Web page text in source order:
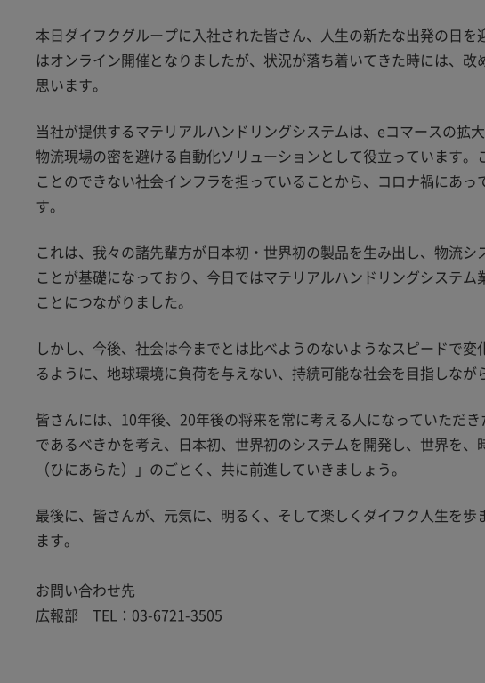
本日ダイフクグループに入社された皆さん、人生の新たな出発の日
はオンライン開催となりましたが、状況が落ち着いてきた時には、
思います。
当社が提供するマテリアルハンドリングシステムは、eコマースの拡
物流現場の密を避ける自動化ソリューションとして役立っています
ことのできない社会インフラを担っていることから、コロナ禍にあ
す。
これは、我々の諸先輩方が日本初・世界初の製品を生み出し、物流
ことが基礎になっており、今日ではマテリアルハンドリングシステ
ことにつながりました。
しかし、今後、社会は今までとは比べようのないようなスピードで
るように、地球環境に負荷を与えない、持続可能な社会を目指しなが
皆さんには、10年後、20年後の将来を常に考える人になっていただ
であるべきかを考え、日本初、世界初のシステムを開発し、世界を
（ひにあらた）」のごとく、共に前進していきましょう。
最後に、皆さんが、元気に、明るく、そして楽しくダイフク人生を
ます。
お問い合わせ先
広報部 TEL：03-6721-3505